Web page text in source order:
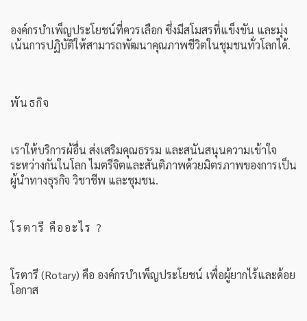
เน้นการปฏิบัติให้สามารถพัฒนาคุณภาพชีวิตในชุมชนทั่วโลกได้.
ระหว่างกันในโลก ไมตรีจิตและสันติภาพด้วยมิตรภาพของการเป็น
ผู้นำทางธุรกิจ วิชาชีพ และชุมชน.
โอกาส